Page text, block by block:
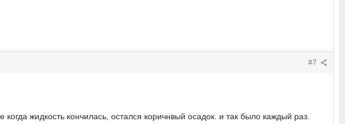
#7
жидкость кончилась, остался коричнвый осадок. и так было каждый раз.